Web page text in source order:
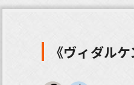
《ヴィダル